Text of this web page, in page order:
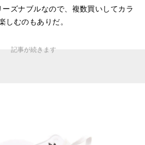
ーズナブルなので、複数買いしてカラ
しむのもありだ。